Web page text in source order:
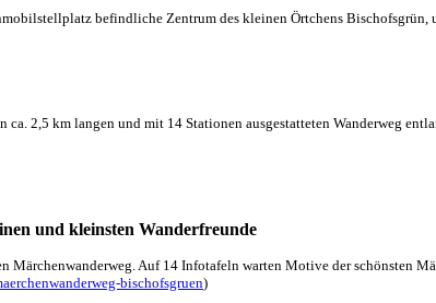
befindliche Zentrum des kleinen Örtchens Bischofsgrün,
2,5 km langen und mit 14 Stationen ausgestatteten Wanderweg
und kleinsten Wanderfreunde
Märchenwanderweg. Auf 14 Infotafeln warten Motive der schönsten
bischofsgruen)